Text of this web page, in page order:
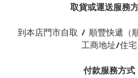
取貨或運送服務
到本店門市自取 / 順豐快遞（
工商地址/住宅
付款服務方式